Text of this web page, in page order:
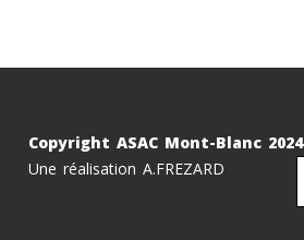
Copyright ASAC Mont-Blanc 2024
Une réalisation A.FREZARD